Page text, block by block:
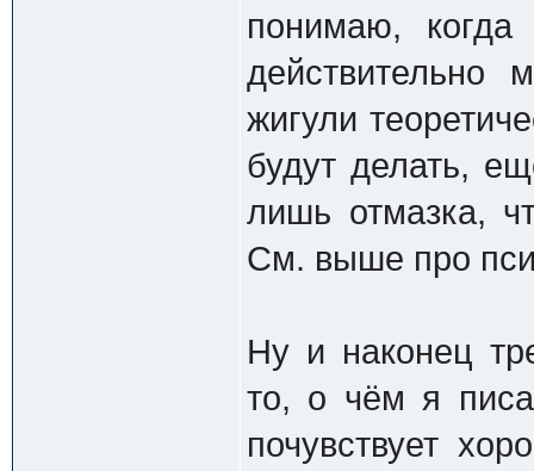
понимаю,
жигули
будут делать,
лишь отмазка,
См. выше про
Ну и наконец
то, о чём я
почувствует